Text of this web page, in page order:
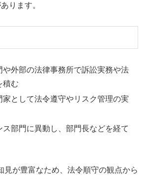
ります。
や外部の法律事務所で訴訟実務や法
積む
家として法令遵守やリスク管理の実
ス部門に異動し、部門長などを経て
見が豊富なため、法令順守の観点から